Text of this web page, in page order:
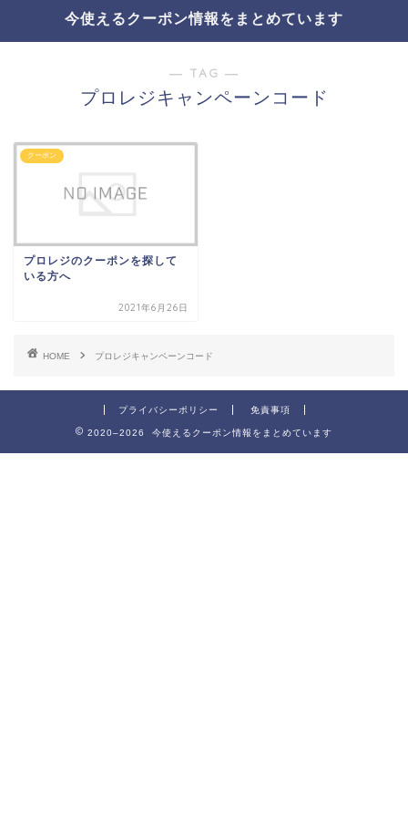
今使えるクーポン情報をまとめています
― TAG ―
プロレジキャンペーンコード
クーポン
プロレジのクーポンを探して
いる方へ
2021年6月26日
HOME プロレジキャンペーンコード
プライバシーポリシー 免責事項
2020–2026 今使えるクーポン情報をまとめています